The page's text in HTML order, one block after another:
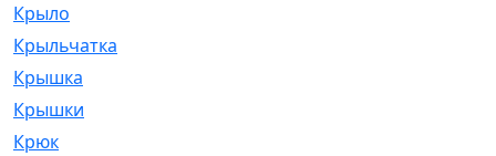
Крыло
Крыльчатка
Крышка
Крышки
Крюк